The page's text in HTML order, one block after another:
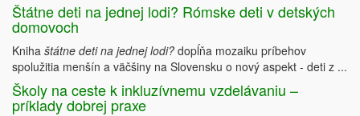
Štátne deti na jednej lodi? Rómske deti v detských
domovoch
Kniha štátne deti na jednej lodi? dopĺňa mozaiku príbehov
spolužitia menšín a väčšiny na Slovensku o nový aspekt - deti z ...
Školy na ceste k inkluzívnemu vzdelávaniu –
príklady dobrej praxe